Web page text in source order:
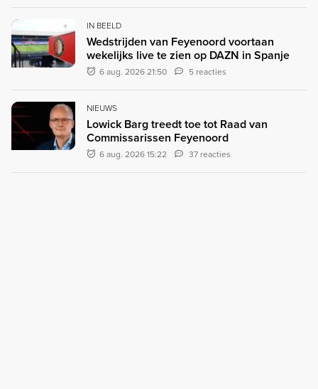
IN BEELD
Wedstrijden van Feyenoord voortaan
wekelijks live te zien op DAZN in Spanje
6 aug. 2026 21:50 5 reacties
NIEUWS
Lowick Barg treedt toe tot Raad van
Commissarissen Feyenoord
6 aug. 2026 15:22 37 reacties